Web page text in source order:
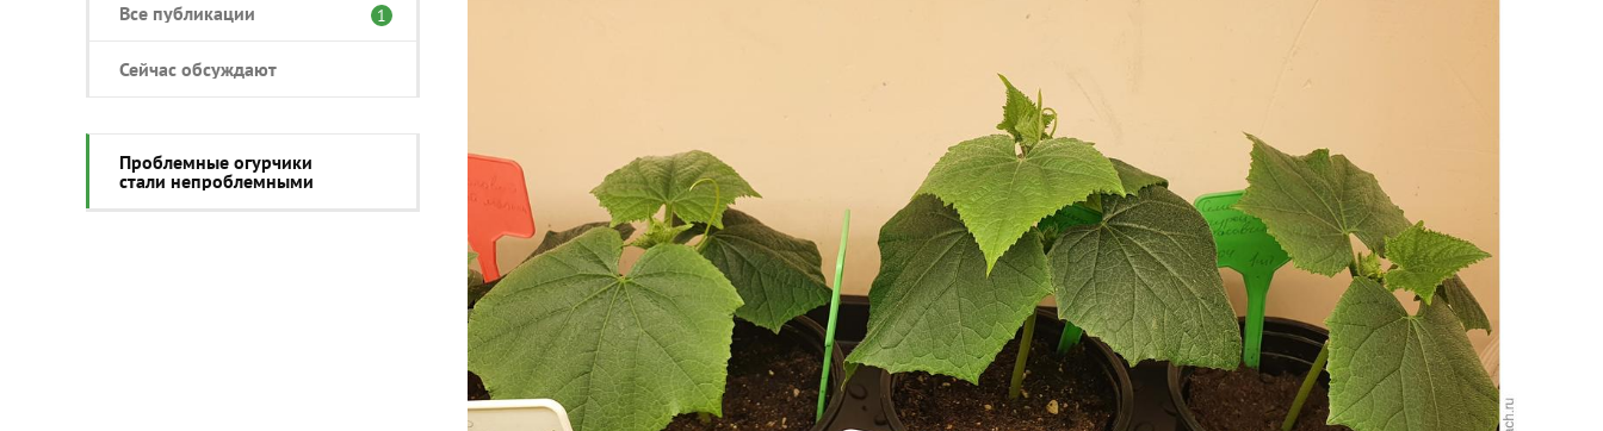
Все публикации 1
Сейчас обсуждают
Проблемные огурчики
стали непроблемными